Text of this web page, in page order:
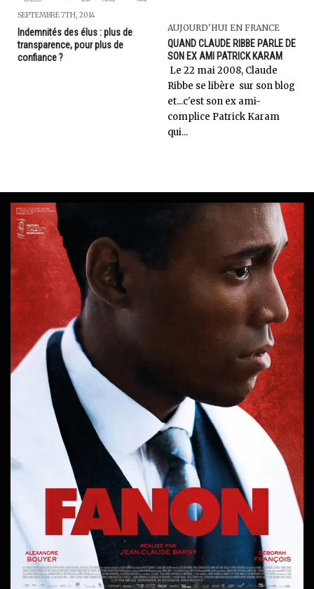
SEPTEMBRE 7TH, 2014
Indemnités des élus : plus de
transparence, pour plus de
confiance ?
AUJOURD'HUI EN FRANCE
QUAND CLAUDE RIBBE PARLE DE
SON EX AMI PATRICK KARAM
Le 22 mai 2008, Claude
Ribbe se libère sur son blog
et...c'est son ex ami-
complice Patrick Karam
qui...